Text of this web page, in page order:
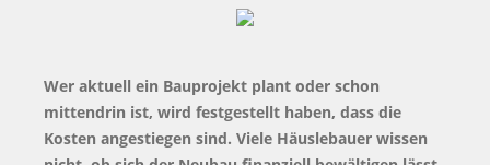
Wer aktuell ein Bauprojekt plant oder schon
mittendrin ist, wird festgestellt haben, dass die
Kosten angestiegen sind. Viele Häuslebauer wissen